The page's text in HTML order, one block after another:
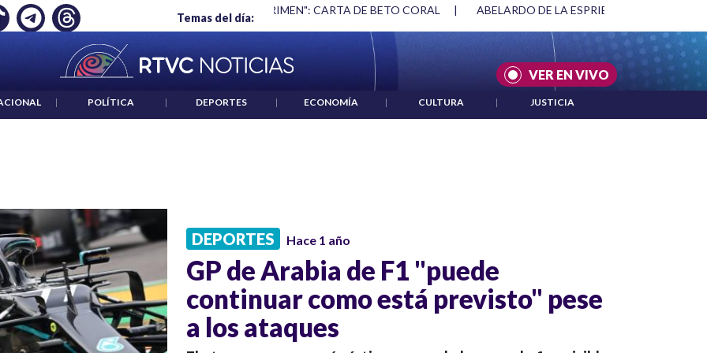
Temas del día:
EMPLEO: JP MORGAN "HABLAR NO ES UN CRIMEN": CARTA DE BETO CORAL | ABELARDO DE LA ESPRIELLA Y DMG
VER EN VIVO
| POLÍTICA | DEPORTES | ECONOMÍA | CULTURA | JUSTICIA
DEPORTES Hace 1 año
GP de Arabia de F1 "puede
continuar como está previsto" pese
a los ataques